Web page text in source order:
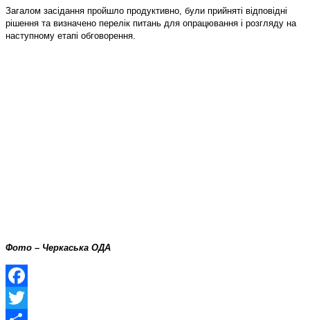
Загалом засідання пройшло продуктивно, були прийняті відповідні
рішення та визначено перелік питань для опрацювання і розгляду на
наступному етапі обговорення.
Фото – Черкаська ОДА
Facebook